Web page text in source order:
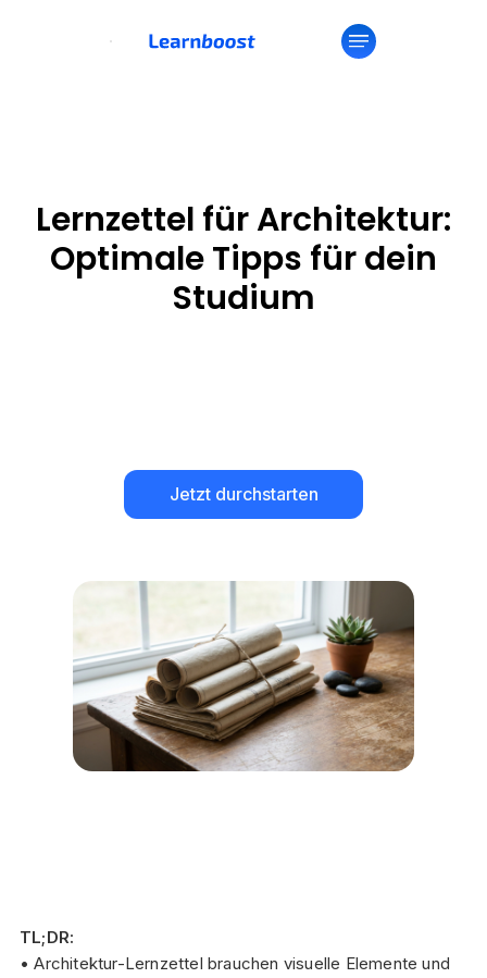
Lernzettel für Architektur:
Optimale Tipps für dein
Studium
Jetzt durchstarten
TL;DR:
• Architektur-Lernzettel brauchen visuelle Elemente und